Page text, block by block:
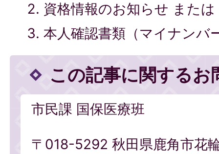
資格情報のお知らせ また
本人確認書類（マイナンバ
この記事に関するお
市民課 国保医療班
〒018-5292 秋田県鹿角市花